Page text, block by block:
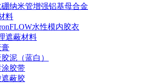
纳米管增强铝基母合金
料
水性模内胶衣
遮蔽材料
泥（蓝白）
胶带
蔽胶